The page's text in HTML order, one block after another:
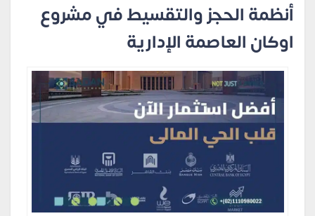
أنظمة الحجز والتقسيط في مشروع
اوكان العاصمة الإدارية